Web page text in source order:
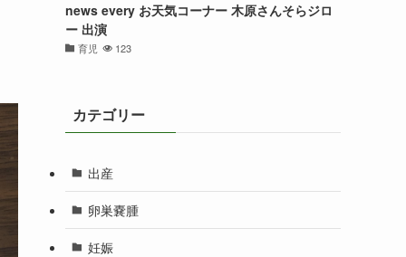
news every お天気コーナー 木原さんそらジロ
ー 出演
育児 123
カテゴリー
出産
卵巣嚢腫
妊娠